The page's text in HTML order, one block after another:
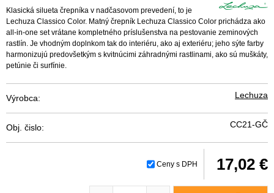
Klasická silueta črepníka v nadčasovom prevedení, to je
Lechuza Classico Color. Matný črepník Lechuza Classico Color prichádza ako
all-in-one set vrátane kompletného príslušenstva na pestovanie zeminových
rastlín. Je vhodným doplnkom tak do interiéru, ako aj exteriéru; jeho sýte farby
harmonizujú predovšetkým s kvitnúcimi záhradnými rastlinami, ako sú muškáty,
petúnie či surfínie.
Výrobca: Lechuza
Obj. čislo: CC21-GČ
Ceny s DPH 17,02 €